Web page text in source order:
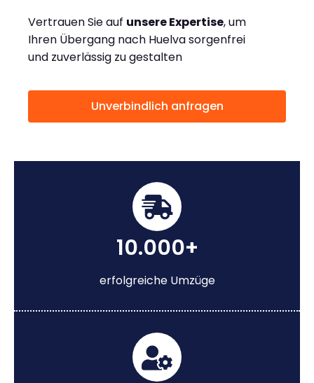
Vertrauen Sie auf unsere Expertise, um
Ihren Übergang nach Huelva sorgenfrei
und zuverlässig zu gestalten
Unverbindlich anfragen
10.000+
erfolgreiche Umzüge